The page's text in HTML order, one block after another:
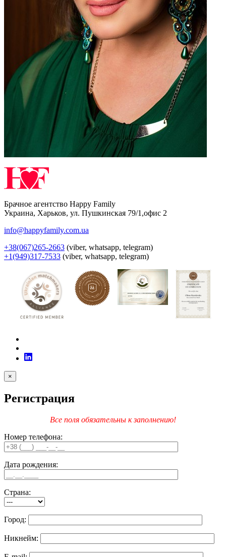
Брачное агентство Happy Family
Украина, Харьков, ул. Пушкинская 79/1,офис 2
info@happyfamily.com.ua
+38(067)265-2663 (viber, whatsapp, telegram)
+1(949)317-7533 (viber, whatsapp, telegram)
×
Регистрация
Все поля обязательны к заполнению!
Номер телефона:
Дата рождения:
Страна:
Город:
Никнейм: